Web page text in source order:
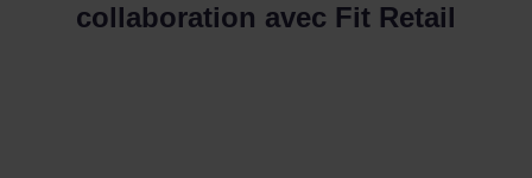
collaboration avec Fit Retail